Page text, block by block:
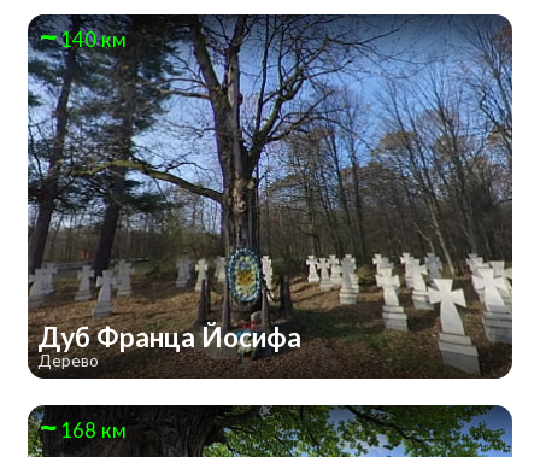
140 км
Дуб Франца Йосифа
Дерево
168 км